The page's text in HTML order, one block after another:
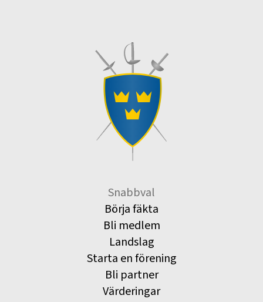
Snabbval
Börja fäkta
Bli medlem
Landslag
Starta en förening
Bli partner
Värderingar